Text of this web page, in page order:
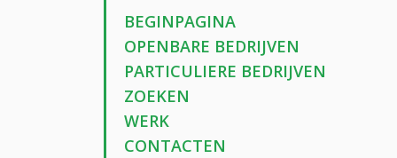
BEGINPAGINA
OPENBARE BEDRIJVEN
PARTICULIERE BEDRIJVEN
ZOEKEN
WERK
CONTACTEN